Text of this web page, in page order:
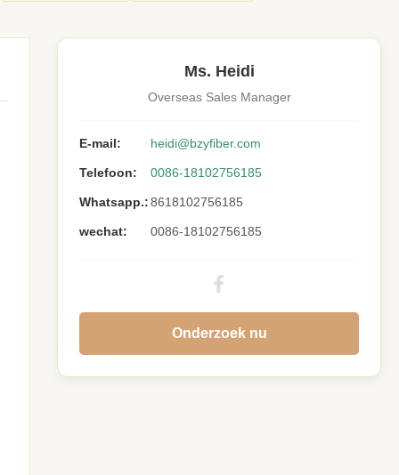
Ms. Heidi
Overseas Sales Manager
E-mail: heidi@bzyfiber.com
Telefoon: 0086-18102756185
Whatsapp.:8618102756185
wechat: 0086-18102756185
Onderzoek nu